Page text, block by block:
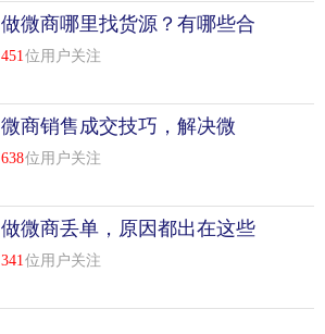
做微商哪里找货源？有哪些合
适方式？
451 位用户关注
微商销售成交技巧，解决微
商“成交率低”
638位用户关注
做微商丢单，原因都出在这些
小细节
341 位用户关注